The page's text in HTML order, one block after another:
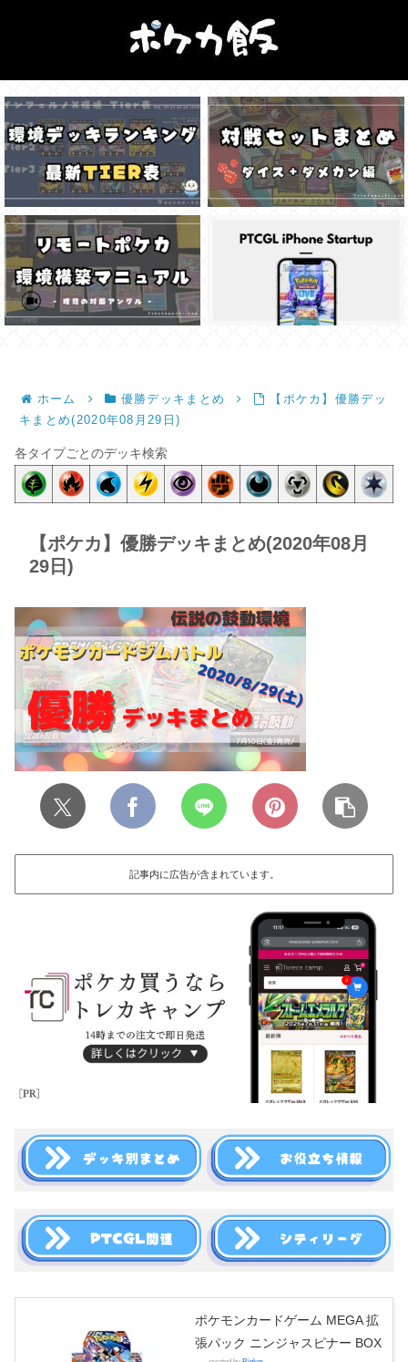
ホーム 優勝デッキまとめ
【ポケカ】優勝デッ
キまとめ(2020年08月29日)
各タイプごとのデッキ検索
【ポケカ】優勝デッキまとめ(2020年08月
29日)
記事内に広告が含まれています。
ポケモンカードゲーム MEGA 拡
張パック ニンジャスピナー BOX